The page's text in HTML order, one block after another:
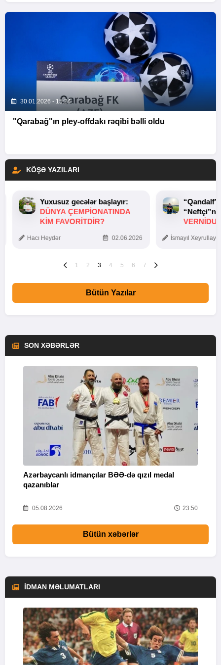
30.01.2026 - 15:24
"Qarabağ"ın pley-offdakı rəqibi bəlli oldu
KÖŞƏ YAZILARI
Yuxusuz gecələr başlayır:
DÜNYA ÇEMPIONATINDA
KIM FAVORITDIR?
Hacı Heydər 02.06.2026 İsmayıl
1 2 3 4 5 6 7
Bütün Yazılar
SON XƏBƏRLƏR
Azərbaycanlı idmançılar BƏƏ-də qızıl medal
qazanıblar
05.08.2026 23:50
Bütün xəbərlər
İDMAN MƏLUMATLARI